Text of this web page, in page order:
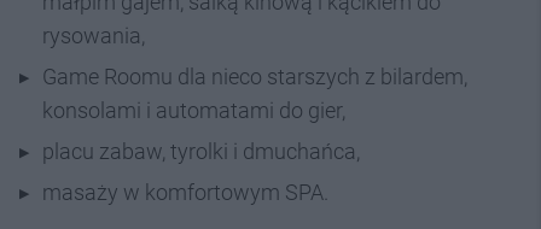
rysowania,
Game Roomu dla nieco starszych z bilardem,
konsolami i automatami do gier,
placu zabaw, tyrolki i dmuchańca,
masaży w komfortowym SPA.